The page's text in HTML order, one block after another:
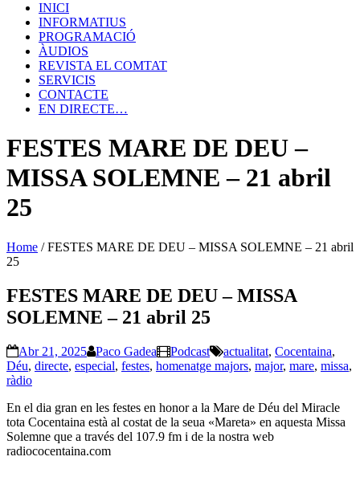
INICI
INFORMATIUS
PROGRAMACIÓ
ÀUDIOS
REVISTA EL COMTAT
SERVICIS
CONTACTE
EN DIRECTE…
FESTES MARE DE DEU –
MISSA SOLEMNE – 21 abril
25
Home /FESTES MARE DE DEU – MISSA SOLEMNE – 21 abril
25
FESTES MARE DE DEU – MISSA
SOLEMNE – 21 abril 25
Abr 21, 2025 Paco Gadea Podcast actualitat, Cocentaina,
Déu, directe, especial, festes, homenatge majors, major, mare, missa,
ràdio
En el dia gran en les festes en honor a la Mare de Déu del Miracle
tota Cocentaina està al costat de la seua «Mareta» en aquesta Missa
Solemne que a través del 107.9 fm i de la nostra web
radiococentaina.com